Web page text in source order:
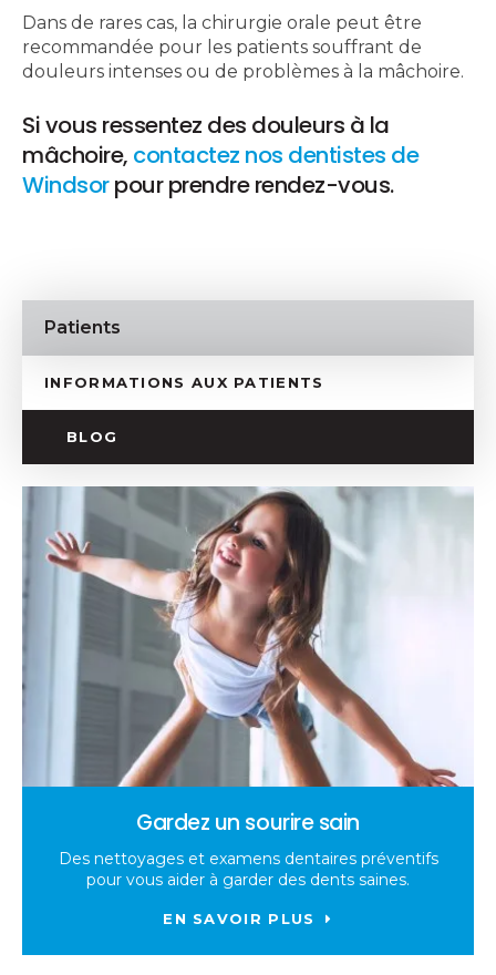
Dans de rares cas, la chirurgie orale peut être
recommandée pour les patients souffrant de
douleurs intenses ou de problèmes à la mâchoire.
Si vous ressentez des douleurs à la
mâchoire, contactez nos dentistes de
Windsorpour prendre rendez-vous.
Patients
INFORMATIONS AUX PATIENTS
BLOG
Gardez un sourire sain
Des nettoyages et examens dentaires préventifs
pour vous aider à garder des dents saines.
EN SAVOIR PLUS